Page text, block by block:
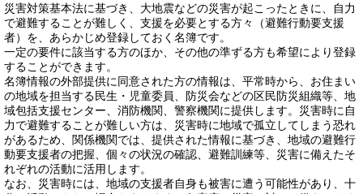
災害対策基本法に基づき、大地震などの災害が起こったときに、自力
で避難することが難しく、支援を必要とする方々（避難行動要支援
者）を、あらかじめ登録しておく名簿です。
一定の要件に該当する方のほか、その他の準ずる方も希望により登録
することができます。
名簿情報の外部提供に同意された方の情報は、平常時から、お住まい
の地域を担当する民生・児童委員、防災会などの区民防災組織等、地
域包括支援センター、消防機関、警察機関に提供します。災害時に自
力で避難することが難しい方は、災害時に地域で孤立してしまう恐れ
があるため、関係機関では、提供された情報に基づき、地域の避難行
動要支援者の把握、個々の状況の確認、避難訓練等、災害に備えたそ
れぞれの活動に活用します。
なお、災害時には、地域の支援者自身も被害に遭う可能性があり、十